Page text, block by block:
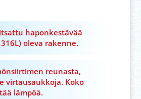
haponkestävää
oleva rakenne.
reunasta,
virtausaukkoja. Koko
lämpöä.